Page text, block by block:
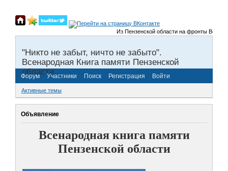
Из Пензенской области на фронты
"Никто не забыт, ничто не забыто".
Всенародная Книга памяти Пензенской
области.
Форум Участники Поиск Регистрация Войти
Активные темы
Объявление
Всенародная книга памяти
Пензенской области